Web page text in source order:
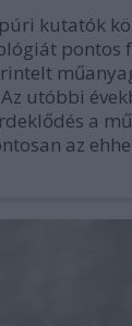
kutatók
pontos
utóbbi
a
az